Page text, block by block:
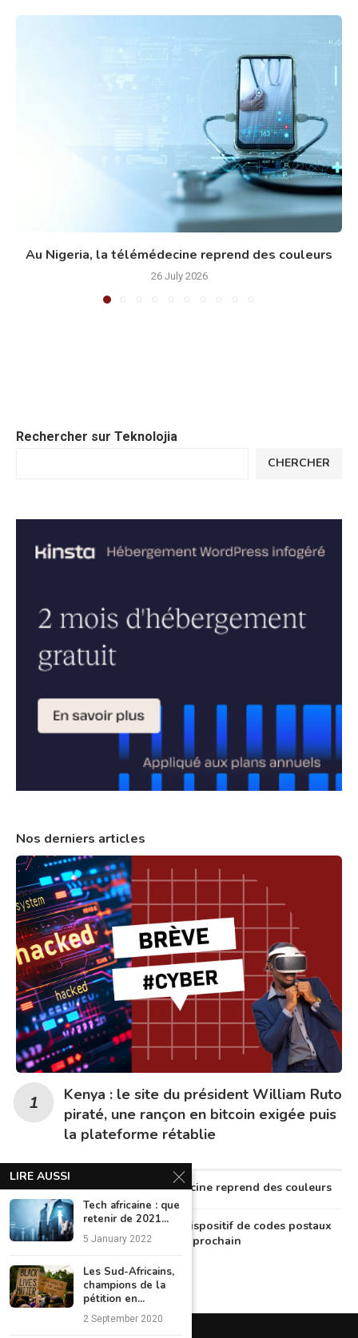
Au Nigeria, la télémédecine reprend des couleurs
26 July 2026
Rechercher sur Teknolojia
CHERCHER
Nos derniers articles
Kenya : le site du président William Ruto
piraté, une rançon en bitcoin exigée puis
la plateforme rétablie
Au Nigeria, la télémédecine reprend des couleurs
Le Nigeria lancera un dispositif de codes postaux
numériques en octobre prochain
LIRE AUSSI
Tech africaine : que
retenir de 2021...
5 January 2022
Les Sud-Africains,
champions de la
pétition en...
2 September 2020